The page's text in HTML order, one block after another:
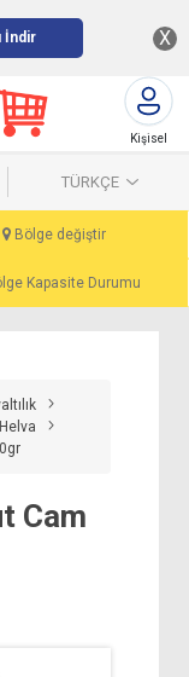
İndir X
Kişisel
TÜRKÇE
Bölge değiştir
Kapasite Durumu
Cam